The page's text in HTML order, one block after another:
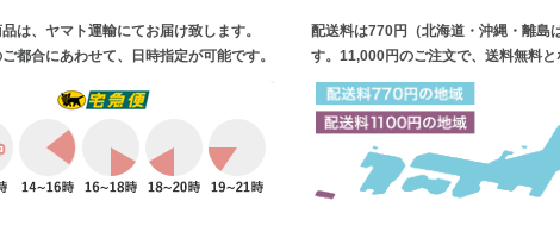
は、ヤマト運輸にてお届け致します。
都合にあわせて、日時指定が可能です。
配送料は770円（北海道・沖縄・離島
す。11,000円のご注文で、送料無料と